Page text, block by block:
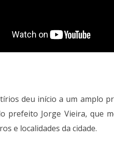
deu início a um amplo
prefeito Jorge Vieira, que
e localidades da cidade.